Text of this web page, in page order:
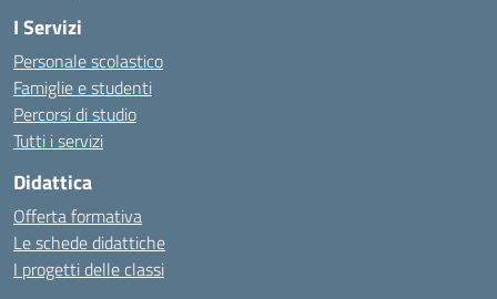
I Servizi
Personale scolastico
Famiglie e studenti
Percorsi di studio
Tutti i servizi
Didattica
Offerta formativa
Le schede didattiche
I progetti delle classi